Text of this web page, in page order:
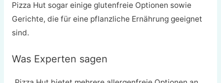
Pizza Hut sogar einige glutenfreie Optionen sowie
Gerichte, die für eine pflanzliche Ernährung geeignet
sind.
Was Experten sagen